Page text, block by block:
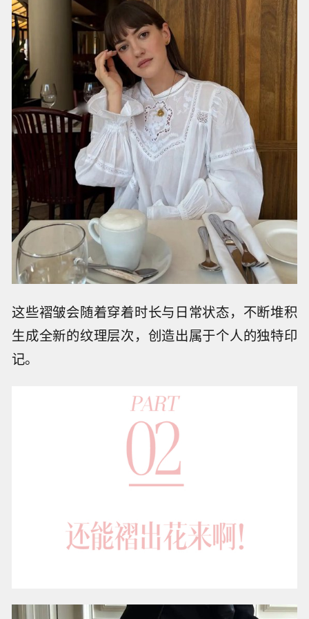
这些褶皱会随着穿着时长与日常状态，不断堆积
生成全新的纹理层次，创造出属于个人的独特印
记。